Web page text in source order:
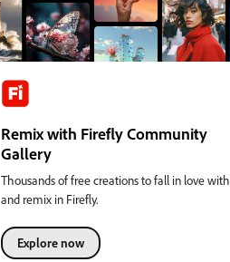
Remix with Firefly Community
Gallery
Thousands of free creations to fall in love with
and remix in Firefly.
Explore now